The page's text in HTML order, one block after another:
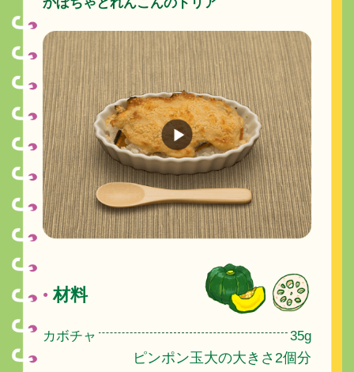
● 材料
カボチャ 35g
ピンポン玉大の大きさ2個分